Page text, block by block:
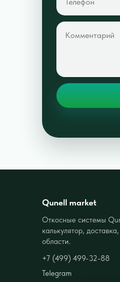
Qunell market
Откосные системы
калькулятор,
области.
+7 (499) 499-32-88
Telegram